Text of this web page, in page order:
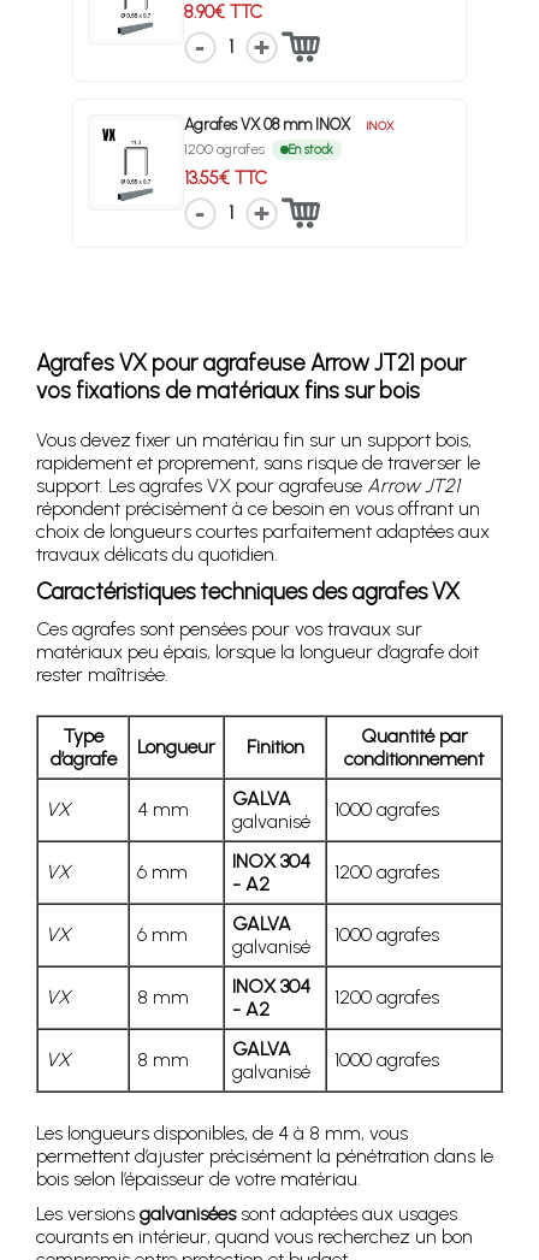
8.90€ TTC
1
Agrafes VX 08 mm INOX INOX
1200 agrafes En stock
13.55€ TTC
1
Agrafes VX pour agrafeuse Arrow JT21 pour
vos fixations de matériaux fins sur bois
Vous devez fixer un matériau fin sur un support bois,
rapidement et proprement, sans risque de traverser le
support. Les agrafes VX pour agrafeuse Arrow JT21
répondent précisément à ce besoin en vous offrant un
choix de longueurs courtes parfaitement adaptées aux
travaux délicats du quotidien.
Caractéristiques techniques des agrafes VX
Ces agrafes sont pensées pour vos travaux sur
matériaux peu épais, lorsque la longueur d’agrafe doit
rester maîtrisée.
Type
d’agrafe
Longueur Finition
Quantité par
conditionnement
VX 4 mm
GALVA
galvanisé
1000 agrafes
VX 6 mm
INOX 304
- A2
1200 agrafes
VX 6 mm
GALVA
galvanisé
1000 agrafes
VX 8 mm
INOX 304
- A2
1200 agrafes
VX 8 mm
GALVA
galvanisé
1000 agrafes
Les longueurs disponibles, de 4 à 8 mm, vous
permettent d’ajuster précisément la pénétration dans le
bois selon l’épaisseur de votre matériau.
Les versions galvaniséessont adaptées aux usages
courants en intérieur, quand vous recherchez un bon